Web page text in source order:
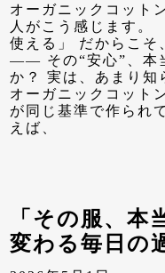
オーガニックコット
人がこう感じます。
使える」 だからこそ
—— その“安心”、本
か？ 実は、あまり知
オーガニックコット
が同じ基準で作られ
えば、
「その服、本
変わる毎日の